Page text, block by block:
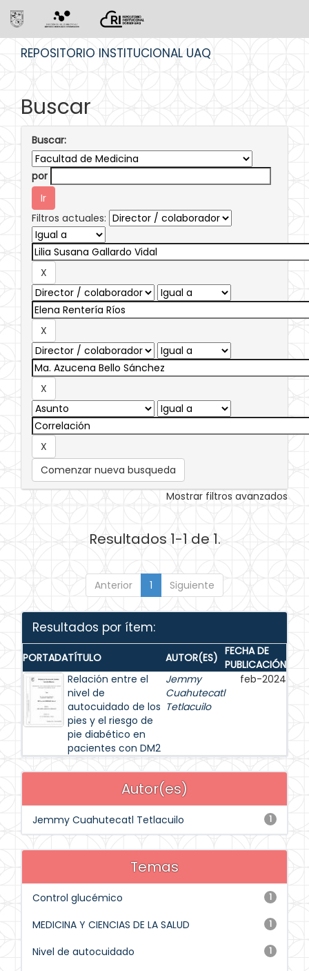
REPOSITORIO INSTITUCIONAL UAQ
Buscar
Buscar:
por
Filtros actuales:
Comenzar nueva busqueda
Mostrar filtros avanzados
Resultados 1-1 de 1.
Anterior 1 Siguiente
Resultados por ítem:
PORTADATÍTULO AUTOR(ES) FECHA DE
PUBLICACIÓN
Relación entre el
nivel de
autocuidado de los
pies y el riesgo de
pie diabético en
pacientes con DM2
Jemmy
Cuahutecatl
Tetlacuilo
feb-2024
Autor(es)
1
Jemmy Cuahutecatl Tetlacuilo
Temas
1
Control glucémico
1
MEDICINA Y CIENCIAS DE LA SALUD
1
Nivel de autocuidado